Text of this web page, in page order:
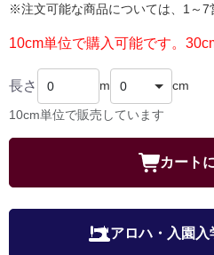
※注文可能な商品については、1～7
10cm単位で購入可能です。
長さ m cm
10cm単位で販売しています
カート
アロハ・入園